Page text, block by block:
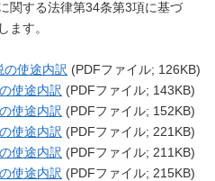
関する法律第34条第3項に基づ
ます。
使途内訳 (PDFファイル; 126KB)
使途内訳 (PDFファイル; 143KB)
使途内訳 (PDFファイル; 152KB)
使途内訳 (PDFファイル; 221KB)
使途内訳 (PDFファイル; 211KB)
使途内訳 (PDFファイル; 215KB)